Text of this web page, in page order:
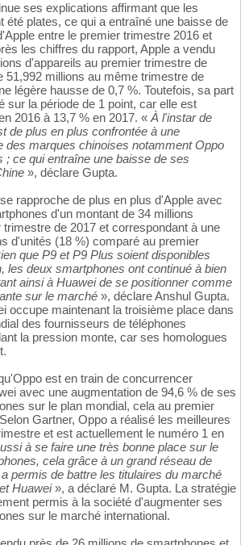
ses explications affirmant que les
été plates, ce qui a entraîné une baisse de
entre le premier trimestre 2016 et
les chiffres du rapport, Apple a vendu
d'appareils au premier trimestre de
51,992 millions au même trimestre de
légère hausse de 0,7 %. Toutefois, sa part
sur la période de 1 point, car elle est
2016 à 13,7 % en 2017. « À l'instar de
de plus en plus confrontée à une
des marques chinoises notamment Oppo
; ce qui entraîne une baisse de ses
», déclare Gupta.
rapproche de plus en plus d'Apple avec
d'un montant de 34 millions
de 2017 et correspondant à une
d'unités (18 %) comparé au premier
que P9 et P9 Plus soient disponibles
les deux smartphones ont continué à bien
ainsi à Huawei de se positionner comme
sur le marché », déclare Anshul Gupta.
occupe maintenant la troisième place dans
des fournisseurs de téléphones
la pression monte, car ses homologues
est en train de concurrencer
avec une augmentation de 94,6 % de ses
sur le plan mondial, cela au premier
Gartner, Oppo a réalisé les meilleures
et est actuellement le numéro 1 en
à se faire une très bonne place sur le
cela grâce à un grand réseau de
permis de battre les titulaires du marché
Huawei», a déclaré M. Gupta. La stratégie
permis à la société d'augmenter ses
sur le marché international.